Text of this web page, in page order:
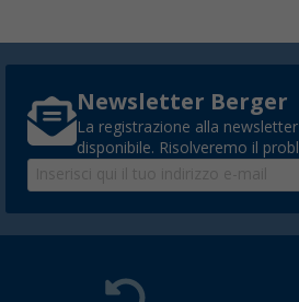
Newsletter Berger
La registrazione alla
disponibile. Risolveremo il